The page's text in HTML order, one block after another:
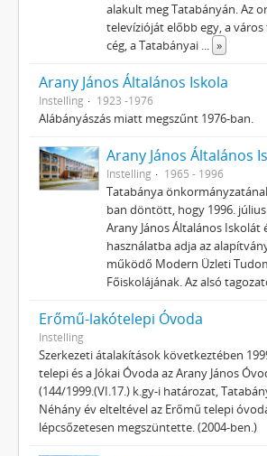
alakult meg Tatabányán. Az
televízióját előbb egy, a
cég, a Tatabányai ... »
Arany János Általános Iskola
Instelling 1923 -1976
Alábányászás miatt megszűnt 1976-ban.
Instelling 1965 - 1996
Tatabánya
ban döntött, hogy 1996.
Arany János Általános Iskolát
használatba adja az
működő Modern Üzleti
Főiskolájának. Az alsó
Erőmű-lakótelepi Óvoda
Instelling
Szerkezeti átalakítások következtében
telepi és a Jókai Óvoda az Arany János
(144/1999.(VI.17.) k.gy-i határozat,
Néhány év elteltével az Erőmű telepi
lépcsőzetesen megszüntette. (2004-ben.)